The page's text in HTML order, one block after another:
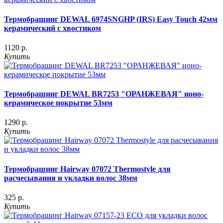
Термобрашинг DEWAL 6974SNGHP (IRS) Easy Touch 42мм
керамический с хвостиком
1120 р.
Купить
Термобрашинг DEWAL BR7253 "ОРАНЖЕВАЯ" ионо-
керамическое покрытие 53мм
1290 р.
Купить
Термобрашинг Hairway 07072 Thermostyle для
расчесывания и укладки волос 38мм
325 р.
Купить